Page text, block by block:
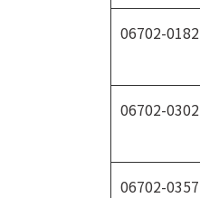
06702-0182
06702-0302
06702-0357